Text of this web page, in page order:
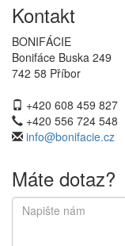
Kontakt
BONIFÁCIE
Bonifáce Buska 249
742 58 Příbor
+420 608 459 827
+420 556 724 548
info@bonifacie.cz
Máte dotaz?